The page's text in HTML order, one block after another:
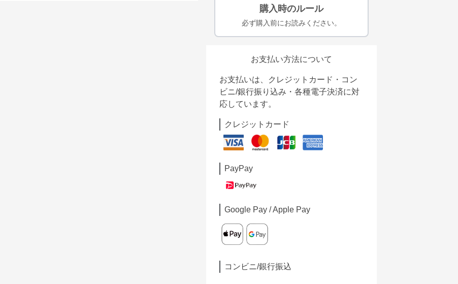
購入時のルール
必ず購入前にお読みください。
お支払い方法について
お支払いは、クレジットカード・コン
ビニ/銀行振り込み・各種電子決済に対
応しています。
クレジットカード
PayPay
Google Pay / Apple Pay
コンビニ/銀行振込